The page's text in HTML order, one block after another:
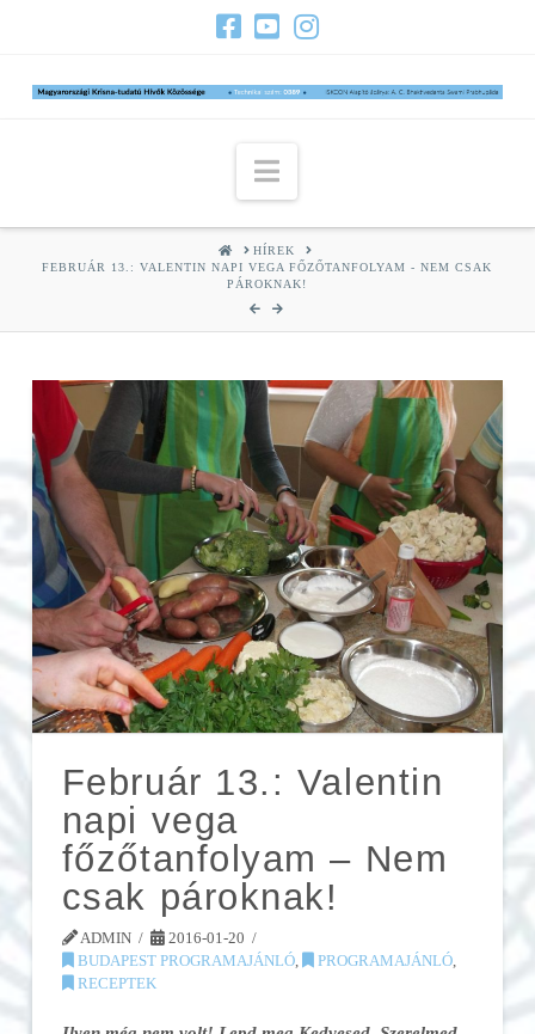
Navigation
HOMEHÍREK
FEBRUÁR 13.: VALENTIN NAPI VEGA FŐZŐTANFOLYAM - NEM CSAK
PÁROKNAK!
Február 13.: Valentin
napi vega
főzőtanfolyam – Nem
csak pároknak!
ADMIN
2016-01-20
BUDAPEST PROGRAMAJÁNLÓ, PROGRAMAJÁNLÓ,
RECEPTEK